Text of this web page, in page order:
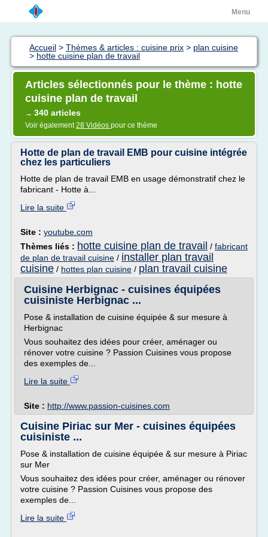
Menu
Accueil > Thèmes & articles : cuisine prix > plan cuisine
> hotte cuisine plan de travail
Articles sélectionnés pour le thème : hotte
cuisine plan de travail
→ 340 articles
Voir également28 Vidéos pour ce thème
Hotte de plan de travail EMB pour cuisine intégrée
chez les particuliers
Hotte de plan de travail EMB en usage démonstratif chez le
fabricant - Hotte à...
Lire la suite
Site : youtube.com
Thèmes liés : hotte cuisine plan de travail / fabricant
de plan de travail cuisine / installer plan travail
cuisine / hottes plan cuisine / plan travail cuisine
Cuisine Herbignac - cuisines équipées
cuisiniste Herbignac ...
Pose & installation de cuisine équipée & sur mesure à
Herbignac
Vous souhaitez des idées pour créer, aménager ou
rénover votre cuisine ? Passion Cuisines vous propose
des exemples de...
Lire la suite
Site : http://www.passion-cuisines.com
Cuisine Piriac sur Mer - cuisines équipées
cuisiniste ...
Pose & installation de cuisine équipée & sur mesure à Piriac
sur Mer
Vous souhaitez des idées pour créer, aménager ou rénover
votre cuisine ? Passion Cuisines vous propose des
exemples de...
Lire la suite